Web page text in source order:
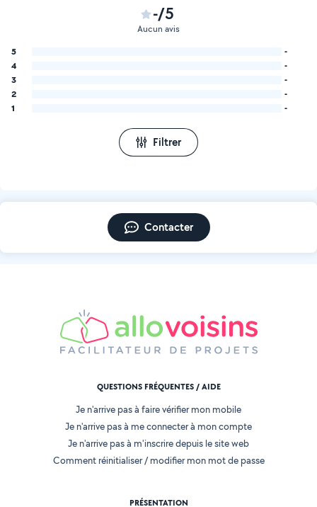
-/5
Aucun avis
5
-
4
-
3
-
2
-
1
-
Filtrer
Contacter
QUESTIONS FRÉQUENTES / AIDE
Je n'arrive pas à faire vérifier mon mobile
Je n'arrive pas à me connecter à mon compte
Je n'arrive pas à m'inscrire depuis le site web
Comment réinitialiser / modifier mon mot de passe
PRÉSENTATION